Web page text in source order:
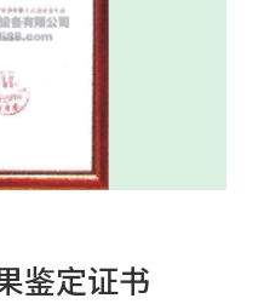
鉴定证书